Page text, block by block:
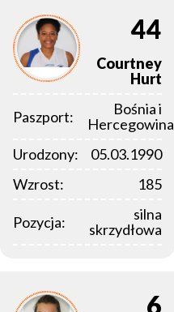
44
Courtney
Hurt
Paszport:
Bośnia i
Hercegowina
Urodzony:
05.03.1990
Wzrost:
185
Pozycja:
silna
skrzydłowa
6